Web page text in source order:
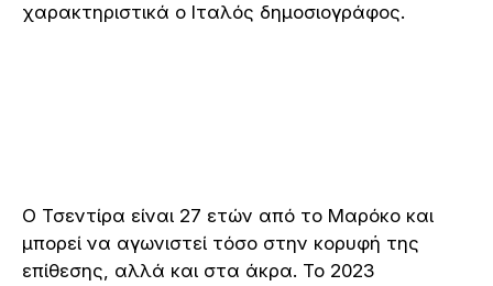
χαρακτηριστικά ο Ιταλός δημοσιογράφος.
Ο Τσεντίρα είναι 27 ετών από το Μαρόκο και
μπορεί να αγωνιστεί τόσο στην κορυφή της
επίθεσης, αλλά και στα άκρα. Το 2023